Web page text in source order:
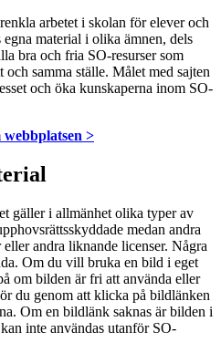
arbetet i skolan för elever och
material i olika ämnen, dels
bra och fria SO-resurser som
samma ställe. Målet med sajten
och öka kunskaperna inom SO-
>
gäller i allmänhet olika typer av
medan andra
andra liknande licenser. Några
Om du vill bruka en bild i eget
om bilden är fri att använda eller
du genom att klicka på bildlänken
Om en bildlänk saknas är bilden i
inte användas utanför SO-